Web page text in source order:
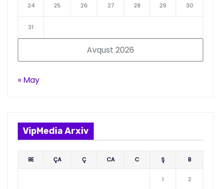
Avqust 2026
24 25 26 27 28 29 30
31
« May
VipMedia Arxiv
BE ÇA Ç CA C Ş B
1 2